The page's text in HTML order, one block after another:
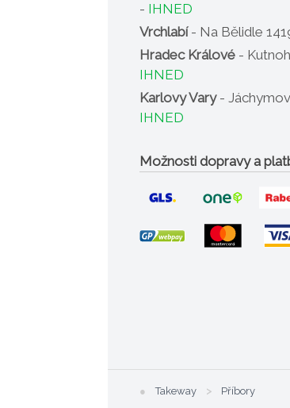
- IHNED
Vrchlabí- Na Bělidle
Hradec Králové -
IHNED
Karlovy Vary-
IHNED
Možnosti dopravy a
● Takeway > Příbory